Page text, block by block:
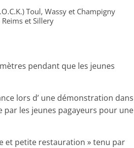
Toul, Wassy et Champigny
et Sillery
pendant que les jeunes
lors d’ une démonstration dans
par les jeunes pagayeurs pour une
et petite restauration » tenu par